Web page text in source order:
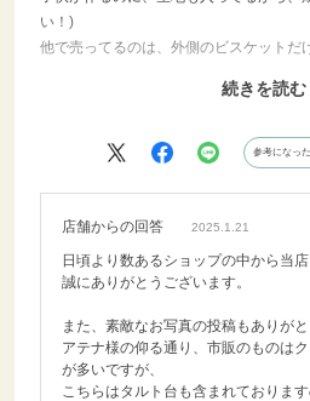
い！)
他で売ってるのは、外側のビスケットだ
これなら、スーパーの牛乳混ぜるだけと
子供の達成感も満たされるし、子供に作
とにかく笑っちゃう程簡単！
続きを読む
参考になった
店舗からの回答 2025.1.21
日頃より数あるショップの中から当店
誠にありがとうございます。
また、素敵なお写真の投稿もありがと
アテナ様の仰る通り、市販のものは
が多いですが、
こちらはタルト台も含まれております